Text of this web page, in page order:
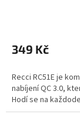
349 Kč
Recci RC51E je
nabíjení QC 3.0,
Hodí se na